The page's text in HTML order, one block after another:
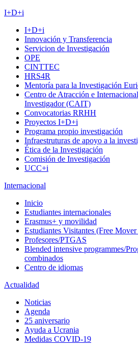
I+D+i
I+D+i
Innovación y Transferencia
Servicion de Investigación
OPE
CINTTEC
HRS4R
Mentoría para la Investigación
Centro de Atracción e
Investigador (CAIT)
Convocatorias RRHH
Proyectos I+D+i
Programa propio investigación
Infraestruturas de apoyo a la
Ética de la Investigación
Comisión de Investigación
UCC+i
Internacional
Inicio
Estudiantes internacionales
Erasmus+ y movilidad
Estudiantes Visitantes (Free Mover
Profesores/PTGAS
Blended intensive programmes/
combinados
Centro de idiomas
Actualidad
Noticias
Agenda
25 aniversario
Ayuda a Ucrania
Medidas COVID-19